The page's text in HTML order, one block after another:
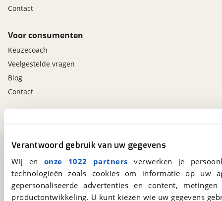
Verantwoord gebruik van uw gegevens
Wij en onze 1022 partners verwerken je
technologieën zoals cookies om informatie op
gepersonaliseerde advertenties en content,
productontwikkeling. U kunt kiezen wie uw gegevens
Contact
Voor consumenten
Keuzecoach
Veelgestelde vragen
Blog
Contact
viaBOVAG.nl
viaBOVAG.nl app
Download 'm nu.